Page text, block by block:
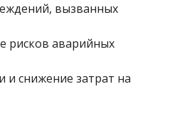
вызванных
рисков аварийных
и снижение затрат на